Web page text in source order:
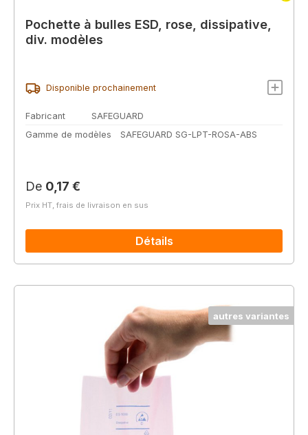
Pochette à bulles ESD, rose, dissipative,
div. modèles
Disponible prochainement
Fabricant
SAFEGUARD
Gamme de modèles
SAFEGUARD SG-LPT-ROSA-ABS
Prix régulier :
De 0,17 €
Prix HT, frais de livraison en sus
Détails
autres variantes